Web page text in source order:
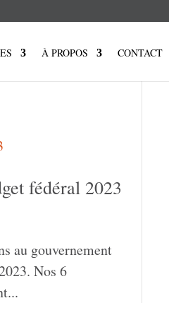
À PROPOS CONTACT
fédéral 2023
au gouvernement
Nos 6